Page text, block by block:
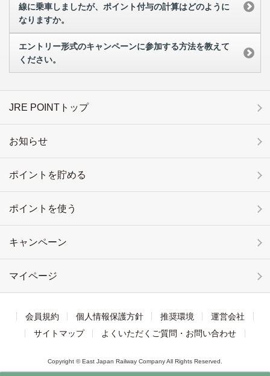
線に乗車しましたが、ポイント付与の計算はどのように
なりますか。
エントリー形式のキャンペーンに参加する方法を教えて
ください。
JRE POINTトップ
お知らせ
ポイントを貯める
ポイントを使う
キャンペーン
マイページ
会員規約 個人情報保護方針 推奨環境
運営会社
サイトマップ
よくいただくご質問・お問い合わせ
Copyright © East Japan Railway Company All Rights Reserved.